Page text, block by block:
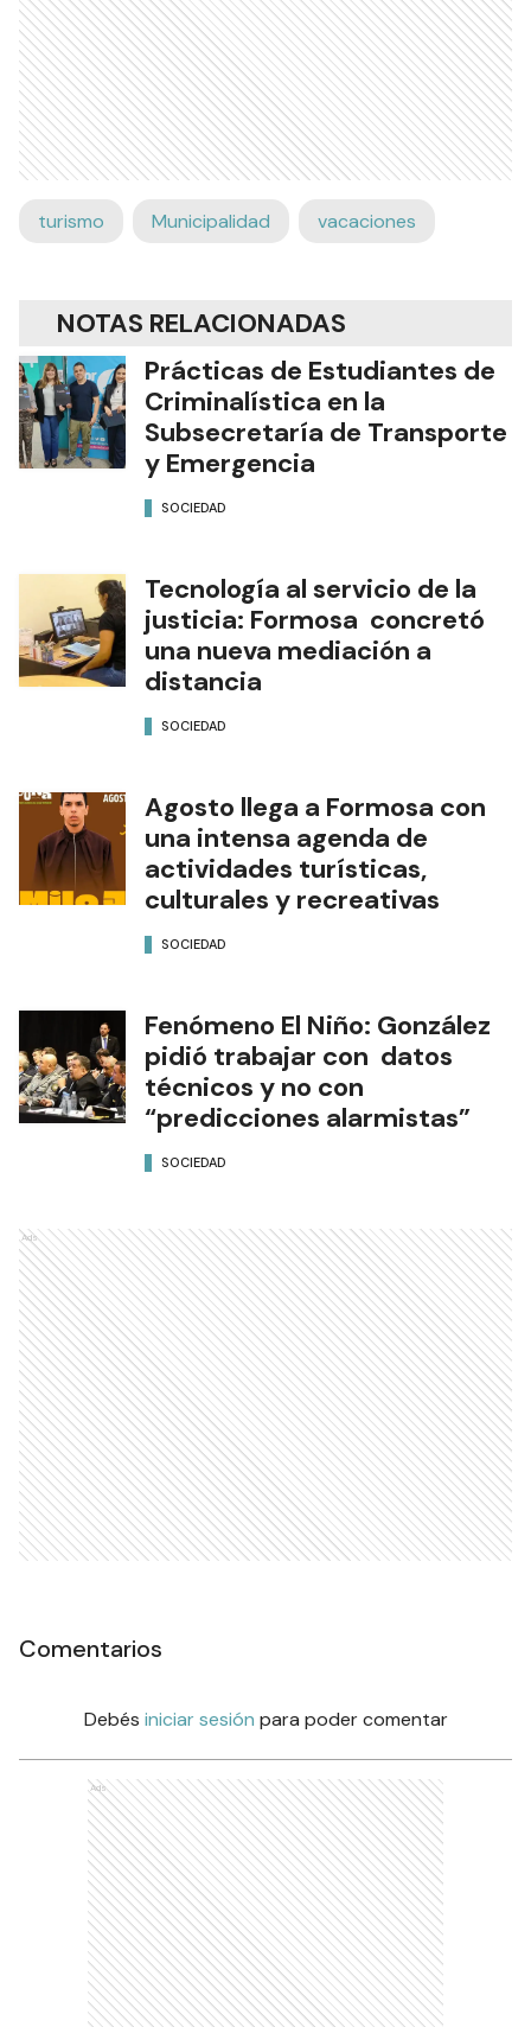
turismo Municipalidad vacaciones
NOTAS RELACIONADAS
Prácticas de Estudiantes de
Criminalística en la
Subsecretaría de Transporte
y Emergencia
SOCIEDAD
Tecnología al servicio de la
justicia: Formosa concretó
una nueva mediación a
distancia
SOCIEDAD
Agosto llega a Formosa con
una intensa agenda de
actividades turísticas,
culturales y recreativas
SOCIEDAD
Fenómeno El Niño: González
pidió trabajar con datos
técnicos y no con
“predicciones alarmistas”
SOCIEDAD
Ads
Comentarios
Debés iniciar sesión para poder comentar
Ads